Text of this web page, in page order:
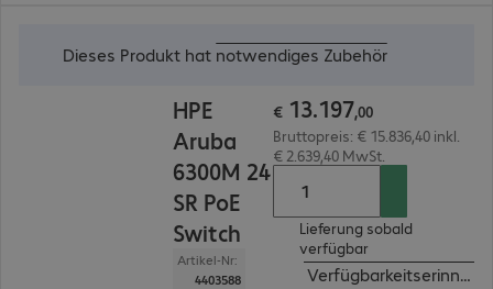
Dieses Produkt hat notwendiges Zubehör
HPE
Aruba
6300M 24
SR PoE
Switch
Artikel-Nr:
4403588
€ 13.197,00
Bruttopreis: € 15.836,40 inkl.
€ 2.639,40 MwSt.
Lieferung sobald
verfügbar